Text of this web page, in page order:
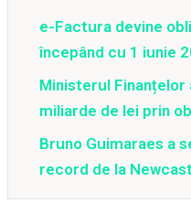
e-Factura devine
începând cu 1 iunie
Ministerul Finanțelor
miliarde de lei prin
Bruno Guimaraes a
record de la